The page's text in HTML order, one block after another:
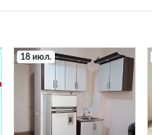
18 июл.